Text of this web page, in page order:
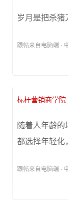
岁月是把杀猪
跟帖来自电脑端 ·
标杆营销商学院
随着人年龄
都选择年轻化
跟帖来自电脑端 ·